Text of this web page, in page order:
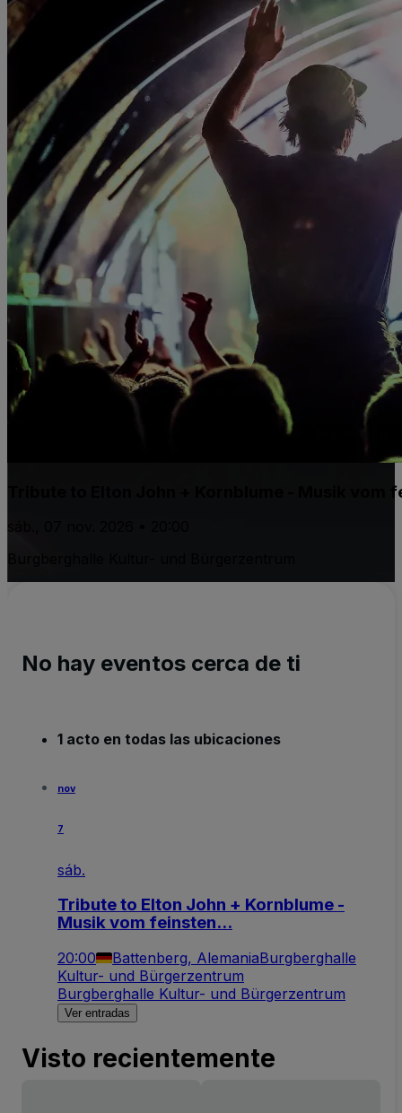
Tribute to Elton John + Kornblume - Musik vom
No hay eventos cerca de ti
1 acto en todas las ubicaciones
nov
7
sáb.
Tribute to Elton John + Kornblume -
Musik vom feinsten...
20:00 Battenberg, AlemaniaBurgberghalle
Kultur- und Bürgerzentrum
Burgberghalle Kultur- und Bürgerzentrum
Ver entradas
Visto recientemente